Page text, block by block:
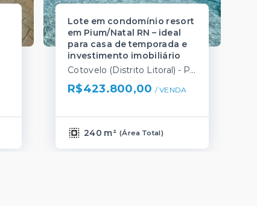
Lote em condomínio resort
em Pium/Natal RN – ideal
para casa de temporada e
investimento imobiliário
Cotovelo (Distrito Litoral) - Parnamirim/RN
R$423.800,00 / VENDA
240 m² (Área Total)